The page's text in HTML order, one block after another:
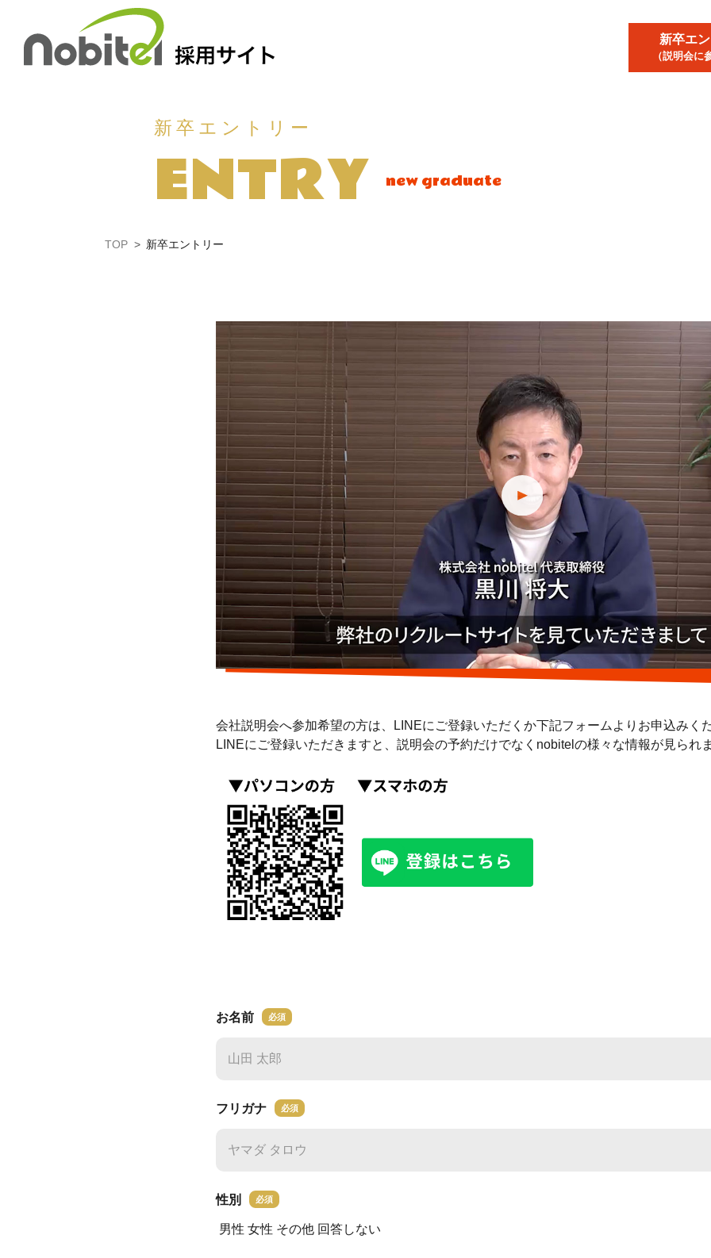
content
新卒エ
（説明会に
新卒エントリー
ENTRY new graduate
TOP 新卒エントリー
会社説明会へ参加希望の方は、LINEにご登録いただくか下記フォームよりお申込みくだ
LINEにご登録いただきますと、説明会の予約だけでなくnobitelの様々な情報が見られま
お名前 必須
フリガナ 必須
性別 必須
男性 女性 その他 回答しない